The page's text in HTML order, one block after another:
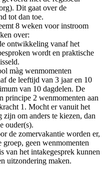
Dit gaat over de
tot dan toe.
8 weken voor instroom
over:
ontwikkeling vanaf het
wordt en praktische
màg wenmomenten
de leeftijd van 3 jaar en 10
van 10 dagdelen. De
principe 2 wenmomenten aan
1. Mocht er vanuit het
zijn om anders te kiezen, dan
ouder(s).
de zomervakantie worden er,
geen wenmomenten
van het intakegesprek kunnen
uitzondering maken.